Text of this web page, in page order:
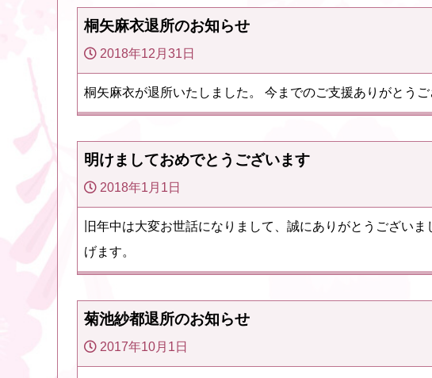
桐矢麻衣退所のお知らせ
2018年12月31日
桐矢麻衣が退所いたしました。 今までのご支援ありがとうご
明けましておめでとうございます
2018年1月1日
旧年中は大変お世話になりまして、誠にありがとうござい
げます。
菊池紗都退所のお知らせ
2017年10月1日